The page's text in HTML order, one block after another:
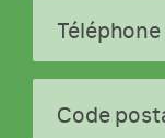
Téléphone
Code